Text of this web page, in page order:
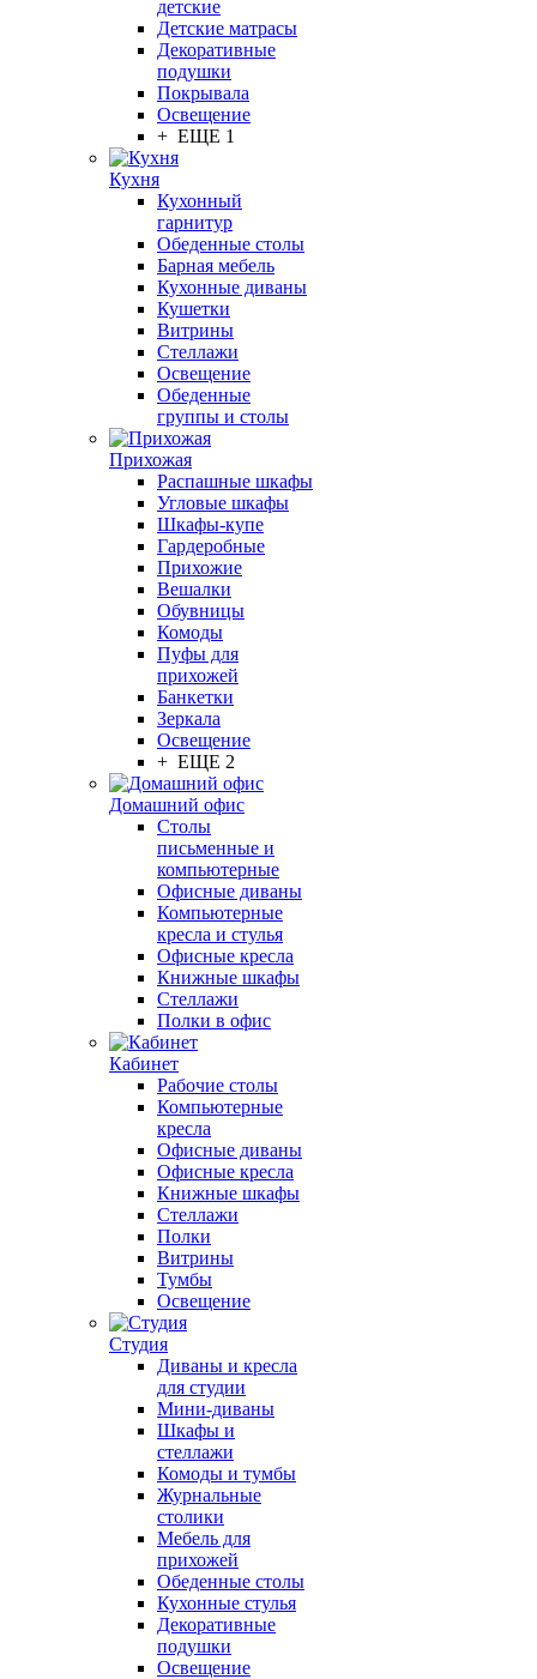
детские
Детские матрасы
Декоративные
подушки
Покрывала
Освещение
+ ЕЩЕ 1
Кухня
Кухонный
гарнитур
Обеденные столы
Барная мебель
Кухонные диваны
Кушетки
Витрины
Стеллажи
Освещение
Обеденные
группы и столы
Прихожая
Распашные шкафы
Угловые шкафы
Шкафы-купе
Гардеробные
Прихожие
Вешалки
Обувницы
Комоды
Пуфы для
прихожей
Банкетки
Зеркала
Освещение
+ ЕЩЕ 2
Домашний офис
Столы
письменные и
компьютерные
Офисные диваны
Компьютерные
кресла и стулья
Офисные кресла
Книжные шкафы
Стеллажи
Полки в офис
Кабинет
Рабочие столы
Компьютерные
кресла
Офисные диваны
Офисные кресла
Книжные шкафы
Стеллажи
Полки
Витрины
Тумбы
Освещение
Студия
Диваны и кресла
для студии
Мини-диваны
Шкафы и
стеллажи
Комоды и тумбы
Журнальные
столики
Мебель для
прихожей
Обеденные столы
Кухонные стулья
Декоративные
подушки
Освещение